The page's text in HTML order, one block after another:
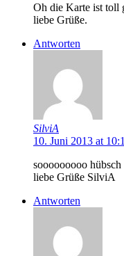
Oh die Karte ist
liebe Grüße.
Antworten
SilviA
10. Juni 2013 at
sooooooooo
liebe Grüße SilviA
Antworten